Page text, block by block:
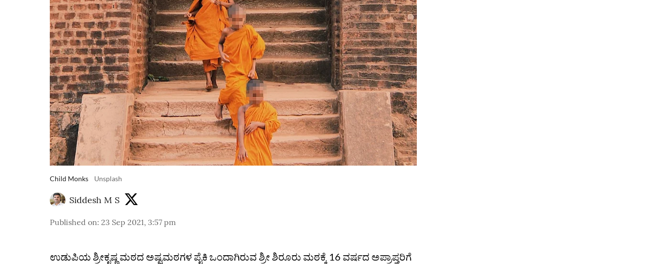
Child Monks Unsplash
Siddesh M S
Published on: 23 Sep 2021, 3:57 pm
ಉಡುಪಿಯ ಶ್ರೀಕೃಷ್ಣ ಮಠದ ಅಷ್ಟಮಠಗಳ ಪೈಕಿ ಒಂದಾಗಿರುವ ಶ್ರೀ ಶಿರೂರು ಮಠಕ್ಕೆ 16 ವರ್ಷದ ಅಪ್ರಾಪ್ತರಿಗೆ